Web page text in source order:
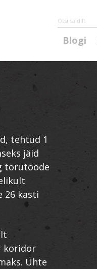
Blogi
tehtud 1
jäid
torutööde
26 kasti
koridor
Ühte